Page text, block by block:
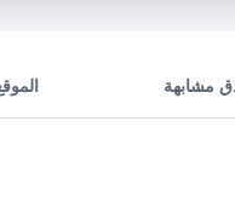
مشابهة